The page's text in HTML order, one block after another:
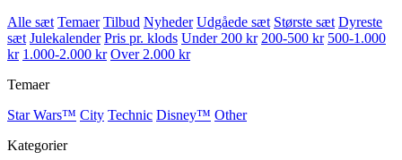
Alle sæt Temaer Tilbud Nyheder Udgåede sæt Største sæt Dyreste
sæt Julekalender Pris pr. klods Under 200 kr 200-500 kr 500-1.000
kr 1.000-2.000 kr Over 2.000 kr
Temaer
Star Wars™ City Technic Disney™ Other
Kategorier